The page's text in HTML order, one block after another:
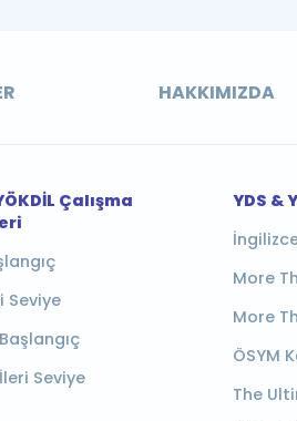
HAKKIMIZDA
Çalışma
Seviye
İleri Seviye
YDS &
More
More
ÖSYM
The